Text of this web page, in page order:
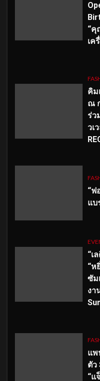
“คุ
เค
คิม
ณ
ร่ว
วเ
“ฟ
แบ
“เ
“ห
ซัม
งา
แพ
ตัว
“แ